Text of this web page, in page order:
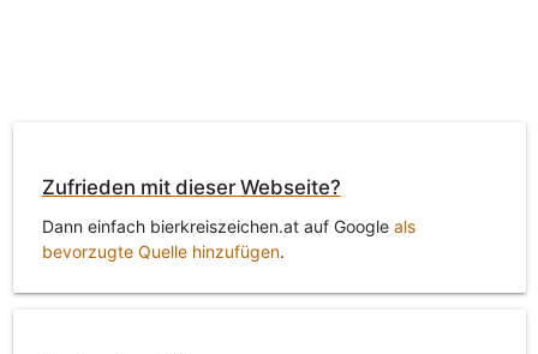
Zufrieden mit dieser Webseite?
Dann einfach bierkreiszeichen.at auf Google als
bevorzugte Quelle hinzufügen.